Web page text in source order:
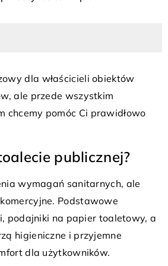
dla właścicieli obiektów
ale przede wszystkim
chcemy pomóc Ci prawidłowo
publicznej?
wymagań sanitarnych, ale
Podstawowe
podajniki na papier toaletowy, a
higieniczne i przyjemne
dla użytkowników.
stycznia 2025
na estetykę i
funkcjonalność wnętrz
kratki wentylacyjne nie
poprawiają cyrkulację powietrza, ale
wpływają na estetykę wnętrz.
ich zalety oraz dowiedz się, jak
łączą funkcjonalność z